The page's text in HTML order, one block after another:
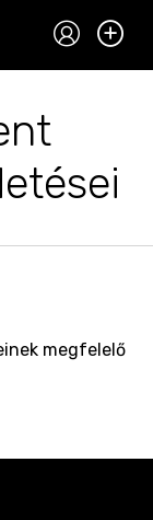
megfelelő